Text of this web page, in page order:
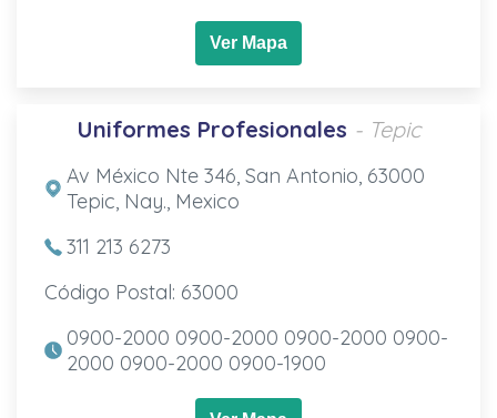
Ver Mapa
Uniformes Profesionales - Tepic
Av México Nte 346, San Antonio, 63000
Tepic, Nay., Mexico
311 213 6273
Código Postal: 63000
0900-2000 0900-2000 0900-2000 0900-
2000 0900-2000 0900-1900